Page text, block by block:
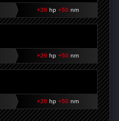
+20 hp +50 nm
+20 hp +50 nm
+20 hp +50 nm